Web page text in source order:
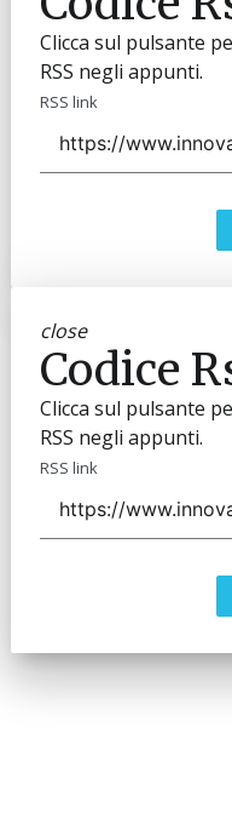
Clicca sul pulsante
RSS negli appunti.
RSS link
close
Codice
Clicca sul pulsante
RSS negli appunti.
RSS link